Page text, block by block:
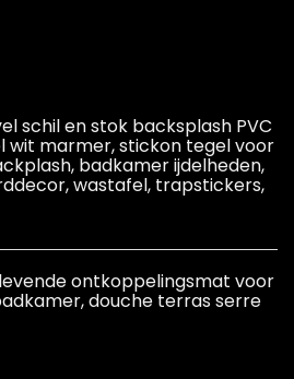
schil en stok backsplash PVC
wit marmer, stickon tegel voor
badkamer ijdelheden,
wastafel, trapstickers,
ontkoppelingsmat voor
douche terras serre